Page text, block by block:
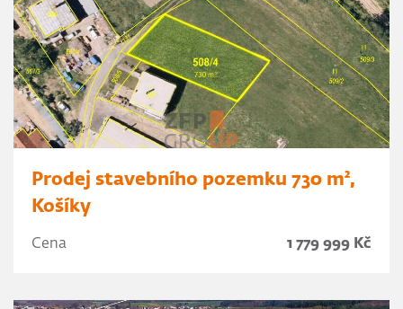
Prodej stavebního pozemku 730 m²,
Košíky
Cena 1 779 999 Kč